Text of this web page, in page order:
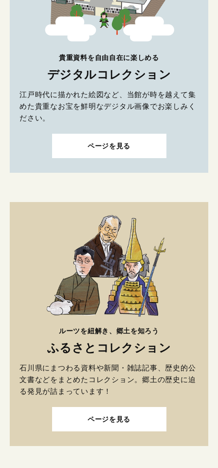
貴重資料を自由自在に楽しめる
デジタルコレクション
江戸時代に描かれた絵図など、当館が時を越えて集
めた貴重なお宝を鮮明なデジタル画像でお楽しみく
ださい。
ページを見る
ルーツを紐解き、郷土を知ろう
ふるさとコレクション
石川県にまつわる資料や新聞・雑誌記事、歴史的公
文書などをまとめたコレクション。郷土の歴史に迫
る発見が詰まっています！
ページを見る